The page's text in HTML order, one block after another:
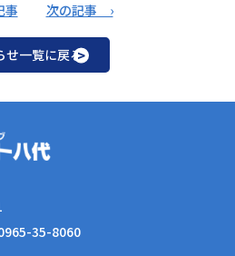
事 次の記事 ›
せ一覧に戻る
35-8060